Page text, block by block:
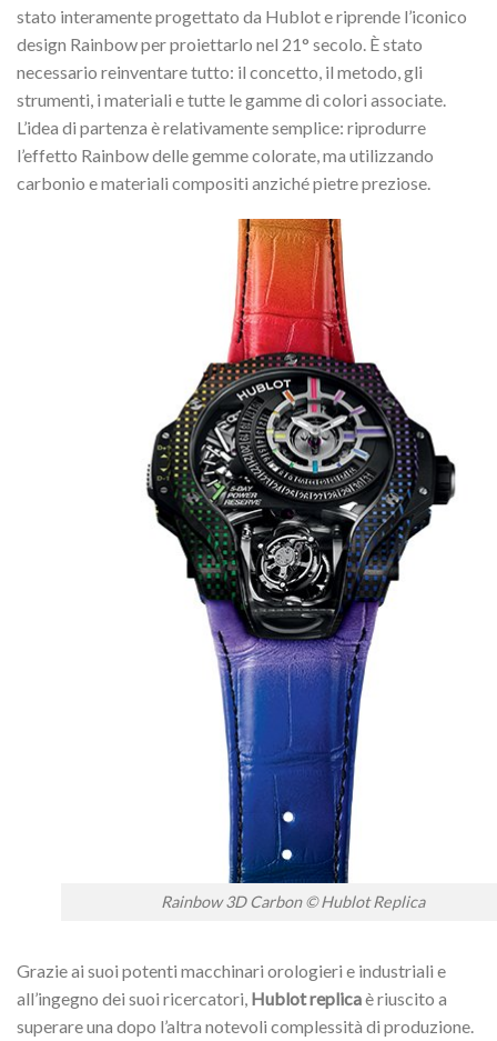
stato interamente progettato da Hublot e riprende l’iconico
design Rainbow per proiettarlo nel 21° secolo. È stato
necessario reinventare tutto: il concetto, il metodo, gli
strumenti, i materiali e tutte le gamme di colori associate.
L’idea di partenza è relativamente semplice: riprodurre
l’effetto Rainbow delle gemme colorate, ma utilizzando
carbonio e materiali compositi anziché pietre preziose.
Rainbow 3D Carbon © Hublot Replica
Grazie ai suoi potenti macchinari orologieri e industriali e
all’ingegno dei suoi ricercatori, Hublot replicaè riuscito a
superare una dopo l’altra notevoli complessità di produzione.